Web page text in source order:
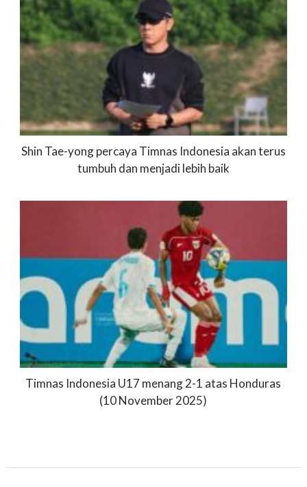
Shin Tae-yong percaya Timnas Indonesia akan terus
tumbuh dan menjadi lebih baik
Timnas Indonesia U17 menang 2-1 atas Honduras
(10 November 2025)